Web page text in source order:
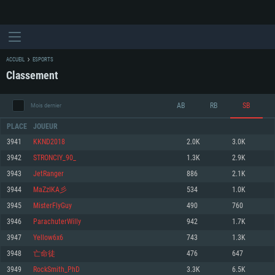
CONFIGURATION SYSTÈME REQUISE
Minimum
OS: Windows 10 (64 bit)
Processeur: Dual-Core 2.2 GHz
Minimum
OS: Mac OS Big Sur 11.0 ou plus récent
Processeur: Core i5, minimum 2.2GHz (Les processeurs Intel Xeon ne sont
Minimum
OS: Les configurations Linux 64 bits les plus modernes
Processeur: Dual-Core 2.4 GHz
ACCUEIL ESPORTS
Classement
Mois dernier AB RB SB
PLACE JOUEUR
3941 KKND2018 2.0K 3.0K
3942 STRONCIY_90_ 1.3K 2.9K
3943 JetRanger 886 2.1K
3944 MaZzIKA彡 534 1.0K
3945 MisterFlyGuy 490 760
3946 ParachuterWilly 942 1.7K
3947 Yellow6x6 743 1.3K
3948 亡命徒 476 647
3949 RockSmith_PhD 3.3K 6.5K